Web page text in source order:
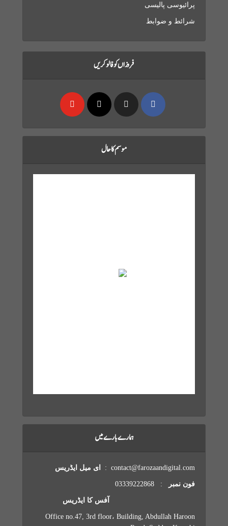
پرائیوسی پالیسی
شرائط و ضوابط
فروزاں کو فالو کریں
موسم کا حال
ہمارے بارے میں
contact@farozaandigital.com : ای میل ایڈریس
فون نمبر : 03339222868
آفس کا ایڈریس
Office no.47, 3rd floor، Building, Abdullah Haroon